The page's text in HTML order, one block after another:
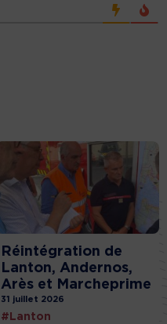
Réintégration de
Lanton, Andernos,
Arès et Marcheprime
31 juillet 2026
#Lanton